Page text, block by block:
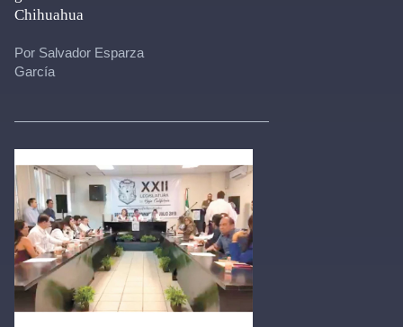
Chihuahua
Por Salvador Esparza
García